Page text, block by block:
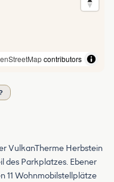
contributors
VulkanTherme Herbstein
des Parkplatzes. Ebener
11 Wohnmobilstellplätze